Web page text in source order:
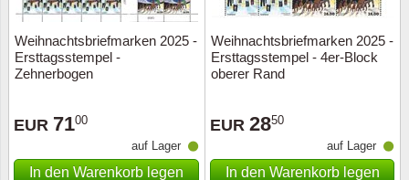
Weihnachtsbriefmarken 2025 -
Ersttagsstempel -
Zehnerbogen
EUR 7100
auf Lager
In den Warenkorb legen
Weihnachtsbriefmarken 2025 -
Ersttagsstempel - 4er-Block
oberer Rand
EUR 2850
auf Lager
In den Warenkorb legen